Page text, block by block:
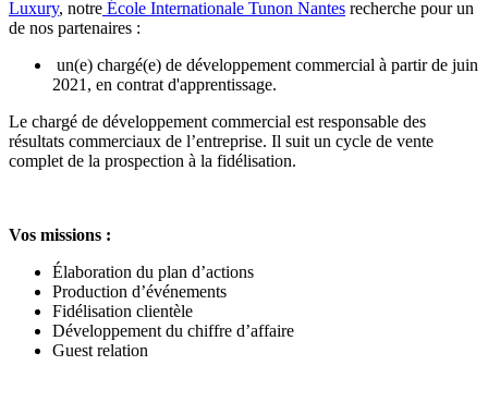
Luxury, notre École Internationale Tunon Nantes recherche pour un
de nos partenaires :
un(e) chargé(e) de développement commercial à partir de juin
2021, en contrat d'apprentissage.
Le chargé de développement commercial est responsable des
résultats commerciaux de l’entreprise. Il suit un cycle de vente
complet de la prospection à la fidélisation.
Vos missions :
Élaboration du plan d’actions
Production d’événements
Fidélisation clientèle
Développement du chiffre d’affaire
Guest relation